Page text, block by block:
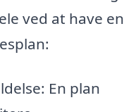
ved at have en
En plan